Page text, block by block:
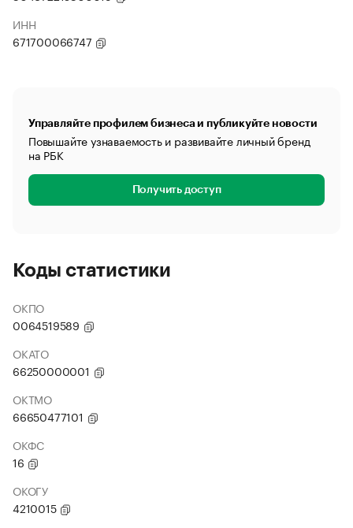
ИНН
671700066747
Управляйте профилем бизнеса и публикуйте новости
Повышайте узнаваемость и развивайте личный бренд
на РБК
Получить доступ
Коды статистики
ОКПО
0064519589
ОКАТО
66250000001
ОКТМО
66650477101
ОКФС
16
ОКОГУ
4210015